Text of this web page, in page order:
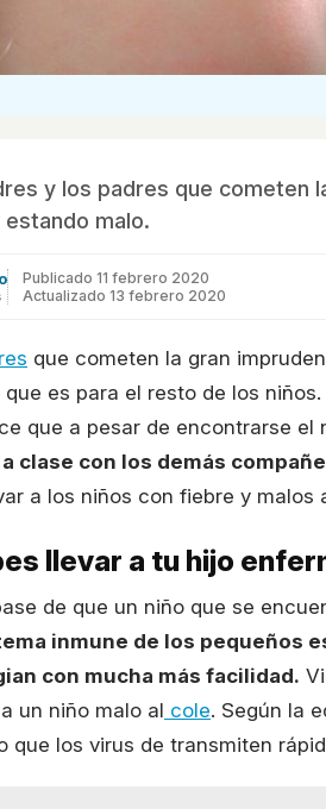
y los padres que cometen
malo.
Publicado 11 febrero 2020
Actualizado 13 febrero 2020
que cometen la gran
es para el resto de los
que a pesar de encontrarse
clase con los demás
a los niños con fiebre y malos
llevar a tu hijo
de que un niño que se
inmune de los pequeños
con mucha más facilidad.
un niño malo al cole. Según la
que los virus de transmiten